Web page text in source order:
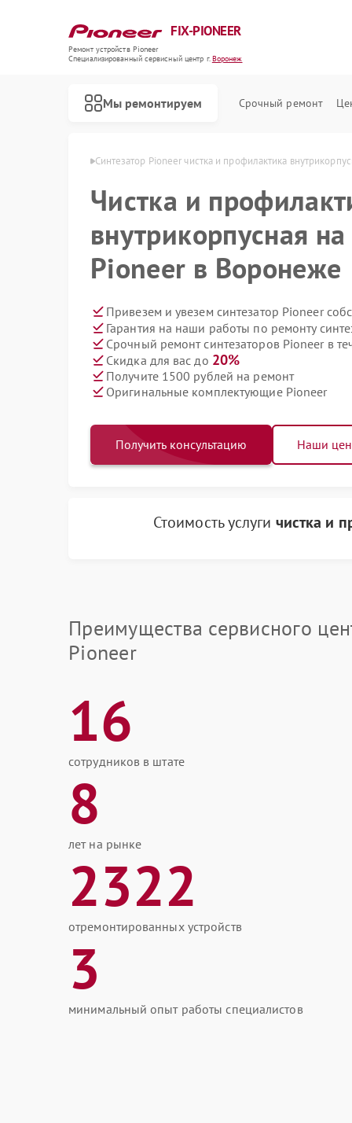
FIX-PIONEER
Ремонт устройств Pioneer
Специализированный cервисный центр г.Воронеж
Мы ремонтируем Срочный ремонт
Синтезатор Pioneer чистка и профилактика
Чистка и
внутрикорпусная
Pioneer в Воронеже
Привезем и увезем синтезатор Pioneer
Гарантия на наши работы по ремонту
Срочный ремонт синтезаторов Pioneer в
Скидка для вас до 20%
Получите 1500 рублей на ремонт
Оригинальные комплектующие Pioneer
Получить консультацию Наши
Стоимость услуги чистка и
Преимущества сервисного
Pioneer
16
сотрудников в штате
8
лет на рынке
2322
отремонтированных устройств
3
минимальный опыт работы специалистов